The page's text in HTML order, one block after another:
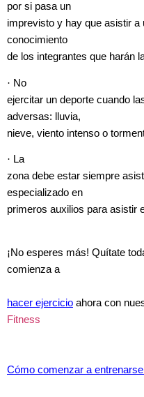
por si pasa un
imprevisto y hay que asistir a
conocimiento
de los integrantes que harán
· No
ejercitar un deporte cuando
adversas: lluvia,
nieve, viento intenso o
· La
zona debe estar siempre
especializado en
primeros auxilios para asistir
¡No esperes más! Quítate
comienza a
hacer ejercicio ahora con
Fitness
Cómo comenzar a